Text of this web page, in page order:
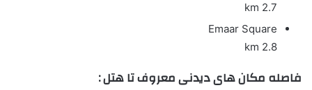
2.7 km
Emaar Square
2.8 km
فاصله مکان های دیدنی معروف تا هتل :